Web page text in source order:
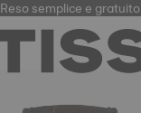
Reso semplice e gratuito